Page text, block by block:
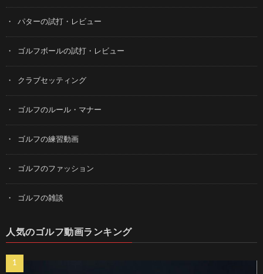
パターの試打・レビュー
ゴルフボールの試打・レビュー
クラブセッティング
ゴルフのルール・マナー
ゴルフの練習動画
ゴルフのファッション
ゴルフの雑談
人気のゴルフ動画ランキング